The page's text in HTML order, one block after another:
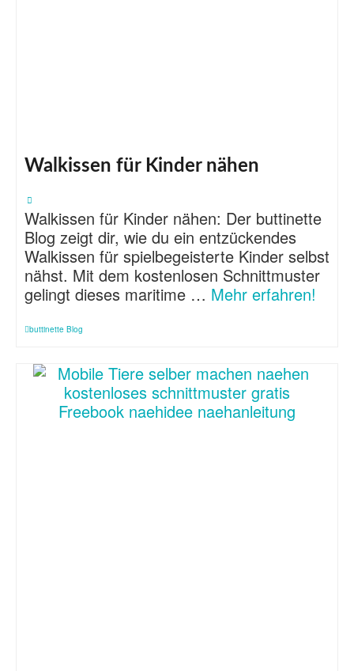
Walkissen für Kinder nähen
Walkissen für Kinder nähen: Der buttinette
Blog zeigt dir, wie du ein entzückendes
Walkissen für spielbegeisterte Kinder selbst
nähst. Mit dem kostenlosen Schnittmuster
gelingt dieses maritime … Mehr erfahren!
buttinette Blog